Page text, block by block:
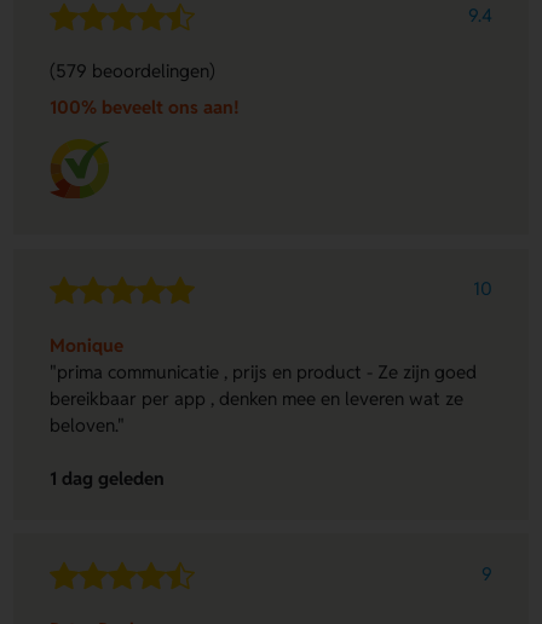
9.4
(579 beoordelingen)
100% beveelt ons aan!
10
Monique
"prima communicatie , prijs en product - Ze zijn goed
bereikbaar per app , denken mee en leveren wat ze
beloven."
1 dag geleden
9